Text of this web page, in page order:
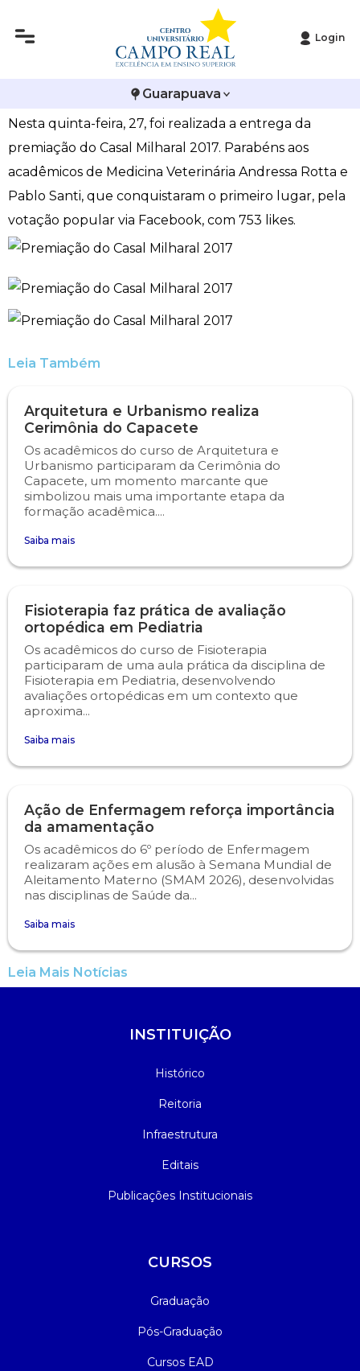
Login
Guarapuava
Premiação do Casal Milharal 2017
Nesta quinta-feira, 27, foi realizada a entrega da
premiação do Casal Milharal 2017. Parabéns aos
acadêmicos de Medicina Veterinária Andressa Rotta e
Pablo Santi, que conquistaram o primeiro lugar, pela
votação popular via Facebook, com 753 likes.
Leia Também
Arquitetura e Urbanismo realiza
Cerimônia do Capacete
Os acadêmicos do curso de Arquitetura e
Urbanismo participaram da Cerimônia do
Capacete, um momento marcante que
simbolizou mais uma importante etapa da
formação acadêmica....
Saiba mais
Fisioterapia faz prática de avaliação
ortopédica em Pediatria
Os acadêmicos do curso de Fisioterapia
participaram de uma aula prática da disciplina de
Fisioterapia em Pediatria, desenvolvendo
avaliações ortopédicas em um contexto que
aproxima...
Saiba mais
Ação de Enfermagem reforça importância
da amamentação
Os acadêmicos do 6º período de Enfermagem
realizaram ações em alusão à Semana Mundial de
Aleitamento Materno (SMAM 2026), desenvolvidas
nas disciplinas de Saúde da...
Saiba mais
Leia Mais Notícias
INSTITUIÇÃO
Histórico
Reitoria
Infraestrutura
Editais
Publicações Institucionais
CURSOS
Graduação
Pós-Graduação
Cursos EAD
Infraestrutura
Publicações Institucionais
Arquitetura e Urbanismo
Biomedicina
Direito
Engenharia Agronômica
Engenharia Elétrica
Engenharia Mecânica
Farmácia
Medicina Veterinária
Nutrição
Odontologia
Vestibular de Inverno
Vestibular de Medicina
2ª Via de Boleto
Atestado de Matrícula
Atividades Complementares e Sociais
Calendário Acadêmico
Carteirinha de Estudante
Horário de Aulas
Manual do Acadêmico
Manual de Formatura
Núcleo de Apoio Psicopedagógico
Ouvidoria
Plano de Ensino
Simulado Preparatório
Avalie a Campo Real
Bolsas e Incentivos
CPA
Comissão de Ética no Uso de Animais
Diploma Digital
Extensão
Infocampo
Intercampo
Portal do Egresso
Portal do RH
Programa de Monitoria
WhatsApp Campo Real